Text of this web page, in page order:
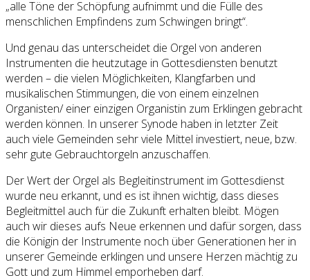
„alle Töne der Schöpfung aufnimmt und die Fülle des
menschlichen Empfindens zum Schwingen bringt“.
Und genau das unterscheidet die Orgel von anderen
Instrumenten die heutzutage in Gottesdiensten benutzt
werden – die vielen Möglichkeiten, Klangfarben und
musikalischen Stimmungen, die von einem einzelnen
Organisten/ einer einzigen Organistin zum Erklingen gebracht
werden können. In unserer Synode haben in letzter Zeit
auch viele Gemeinden sehr viele Mittel investiert, neue, bzw.
sehr gute Gebrauchtorgeln anzuschaffen.
Der Wert der Orgel als Begleitinstrument im Gottesdienst
wurde neu erkannt, und es ist ihnen wichtig, dass dieses
Begleitmittel auch für die Zukunft erhalten bleibt. Mögen
auch wir dieses aufs Neue erkennen und dafür sorgen, dass
die Königin der Instrumente noch über Generationen her in
unserer Gemeinde erklingen und unsere Herzen mächtig zu
Gott und zum Himmel emporheben darf.